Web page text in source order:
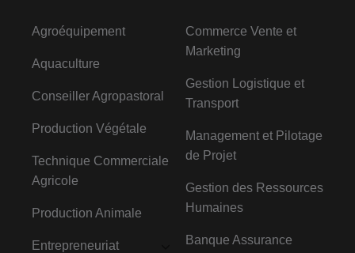
Agroéquipement
Aquaculture
Conseiller Agropastoral
Production Végétale
Technique Commerciale
Agricole
Production Animale
Entrepreneuriat
Commerce Vente et
Marketing
Gestion Logistique et
Transport
Management et Pilotage
de Projet
Gestion des Ressources
Humaines
Banque Assurance